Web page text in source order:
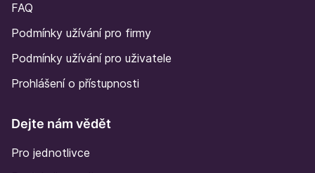
FAQ
Podmínky užívání pro firmy
Podmínky užívání pro uživatele
Prohlášení o přístupnosti
Dejte nám vědět
Pro jednotlivce